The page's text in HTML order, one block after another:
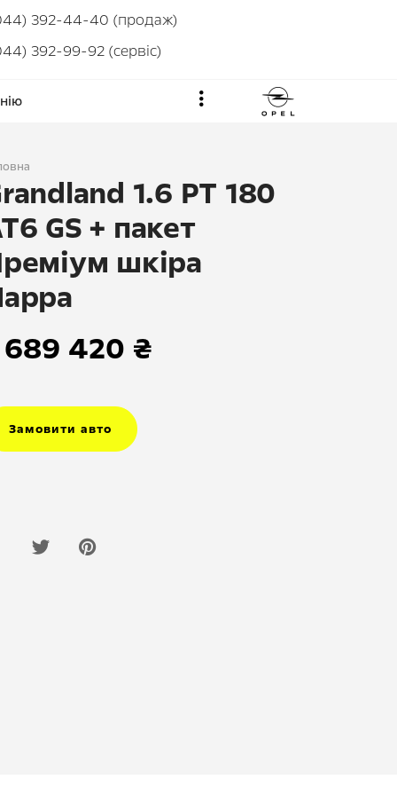
392-44-40 (продаж)
392-99-92 (сервіс)
1.6 PT 180
GS + пакет
шкіра
689 420 ₴
Замовити авто